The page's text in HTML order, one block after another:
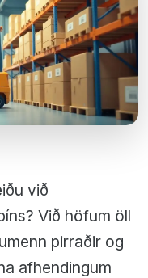
við
Við höfum öll
pirraðir og
afhendingum